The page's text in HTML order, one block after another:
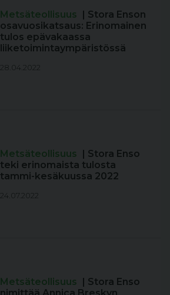
Metsäteollisuus | Stora Enson
osavuosikatsaus: Erinomainen
tulos epävakaassa
liiketoimintaympäristössä
28.04.2022
Metsäteollisuus | Stora Enso
teki erinomaista tulosta
tammi-kesäkuussa 2022
24.07.2022
Metsäteollisuus | Stora Enso